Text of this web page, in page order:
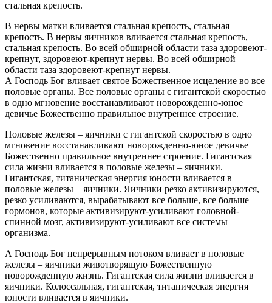
стальная крепость.
В нервы матки вливается стальная крепость, стальная
крепость. В нервы яичников вливается стальная крепость,
стальная крепость. Во всей обширной области таза здоровеют-
крепнут, здоровеют-крепнут нервы. Во всей обширной
области таза здоровеют-крепнут нервы.
А Господь Бог вливает святое Божественное исцеление во все
половые органы. Все половые органы с гигантской скоростью
в одно мгновение восстанавливают новорожденно-юное
девичье Божественно правильное внутреннее строение.
Половые железы – яичники с гигантской скоростью в одно
мгновение восстанавливают новорожденно-юное девичье
Божественно правильное внутреннее строение. Гигантская
сила жизни вливается в половые железы – яичники.
Гигантская, титаническая энергия юности вливается в
половые железы – яичники. Яичники резко активизируются,
резко усиливаются, вырабатывают все больше, все больше
гормонов, которые активизируют-усиливают головной-
спинной мозг, активизируют-усиливают все системы
организма.
А Господь Бог непрерывным потоком вливает в половые
железы – яичники животворящую Божественную
новорожденную жизнь. Гигантская сила жизни вливается в
яичники. Колоссальная, гигантская, титаническая энергия
юности вливается в яичники.